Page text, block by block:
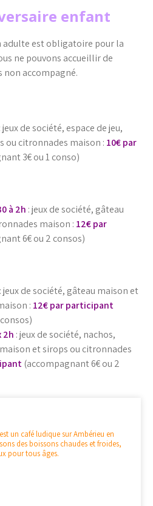
enfant
adulte est obligatoire pour la
ne pouvons accueillir de
non accompagné.
: jeux de société, espace de jeu,
ou citronnades maison : 10€ par
3€ ou 1 conso)
à 2h : jeux de société, gâteau
maison : 12€ par
6€ ou 2 consos)
: jeux de société, gâteau maison et
: 12€ par participant
2h : jeux de société, nachos,
et sirops ou citronnades
(accompagnant 6€ ou 2
un café ludique sur Ambérieu en
des boissons chaudes et froides,
pour tous âges.